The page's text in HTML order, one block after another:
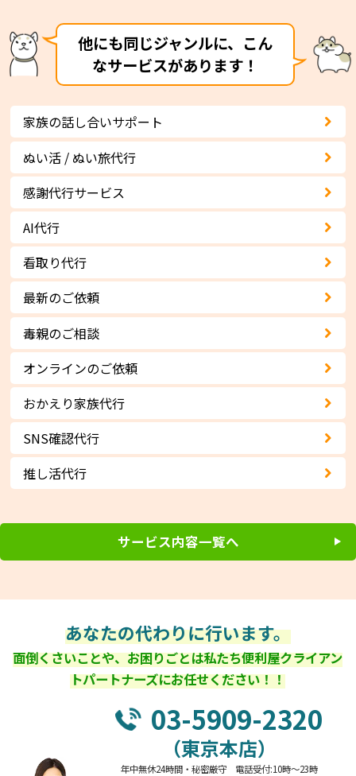
他にも同じジャンルに、こん
なサービスがあります！
家族の話し合いサポート
ぬい活 / ぬい旅代行
感謝代行サービス
AI代行
看取り代行
最新のご依頼
毒親のご相談
オンラインのご依頼
おかえり家族代行
SNS確認代行
推し活代行
サービス内容一覧へ
あなたの代わりに行います。
面倒くさいことや、お困りごとは私たち便利屋クライアン
トパートナーズにお任せください！！
03-5909-2320
（東京本店）
年中無休24時間・秘密厳守 電話受付:10時～23時